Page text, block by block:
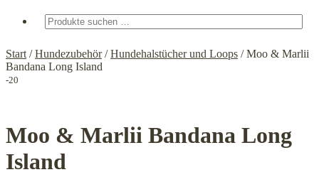
Suchen
nach:
Start /Hundezubehör/Hundehalstücher und Loops /Moo & Marlii
Bandana Long Island
-20
Moo & Marlii Bandana Long
Island